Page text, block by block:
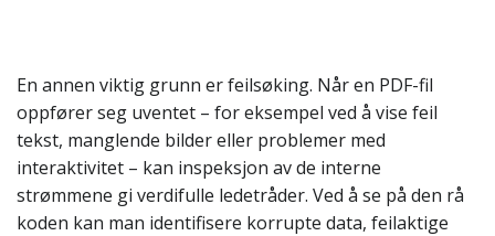
En annen viktig grunn er feilsøking. Når en PDF-fil
oppfører seg uventet – for eksempel ved å vise feil
tekst, manglende bilder eller problemer med
interaktivitet – kan inspeksjon av de interne
strømmene gi verdifulle ledetråder. Ved å se på den rå
koden kan man identifisere korrupte data, feilaktige